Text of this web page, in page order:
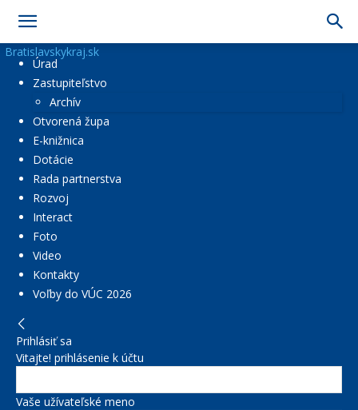
Bratislavskykraj.sk
Úrad
Zastupiteľstvo
Archív
Otvorená župa
E-knižnica
Dotácie
Rada partnerstva
Rozvoj
Interact
Foto
Video
Kontakty
Voľby do VÚC 2026
Prihlásiť sa
Vitajte! prihlásenie k účtu
Vaše užívateľské meno